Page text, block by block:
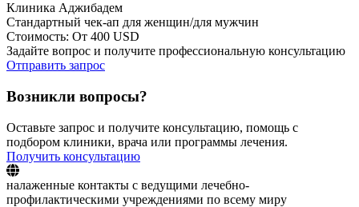
Клиника Аджибадем
Стандартный чек-ап для женщин/для мужчин
Стоимость: От 400 USD
Задайте вопрос и получите профессиональную консультацию
Отправить запрос
Возникли вопросы?
Оставьте запрос и получите консультацию, помощь с
подбором клиники, врача или программы лечения.
Получить консультацию
налаженные контакты с ведущими лечебно-
профилактическими учреждениями по всему миру